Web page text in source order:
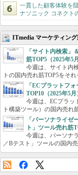
一貫した顧客体験を
ナソニック コネクト
ITmedia マーケティン
「サイト内検索」
筋TOP5（2025年5月
今週は、サイト内
トの国内売れ筋TOP5をそれ
「ECプラットフ
TOP10（2025年5月
今週は、ECプラッ
ト構築ツール）の国内売れ
「パーソナライゼ
ト」ツール売れ筋
今週は、パーソナ
／Bテスト」ツールの国内